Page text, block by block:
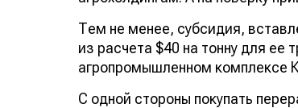
Тем не менее, субсидия,
из расчета $40 на тонну для ее
агропромышленном комплексе
С одной стороны покупать